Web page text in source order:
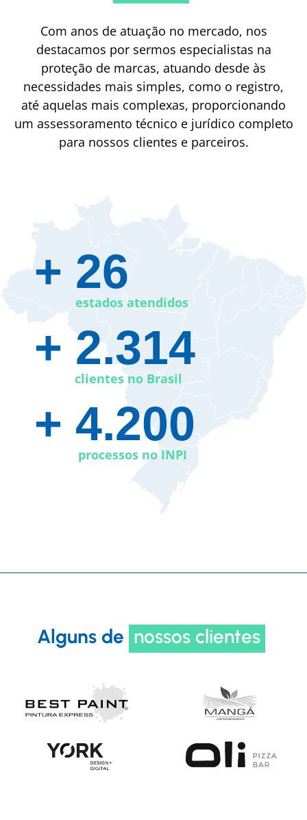
Com anos de atuação no mercado, nos
destacamos por sermos especialistas na
proteção de marcas, atuando desde às
necessidades mais simples, como o registro,
até aquelas mais complexas, proporcionando
um assessoramento técnico e jurídico completo
para nossos clientes e parceiros.
+ 26​
estados atendidos
+ 2.314
clientes no Brasil
+ 4.200
processos no INPI
Alguns de nossos clientes